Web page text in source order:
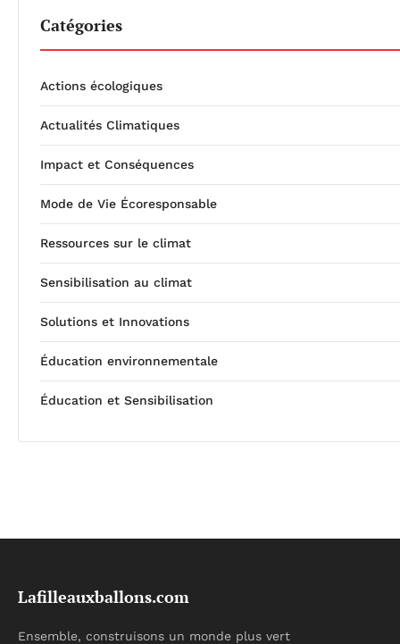
Catégories
Actions écologiques
Actualités Climatiques
Impact et Conséquences
Mode de Vie Écoresponsable
Ressources sur le climat
Sensibilisation au climat
Solutions et Innovations
Éducation environnementale
Éducation et Sensibilisation
Lafilleauxballons.com
Ensemble, construisons un monde plus vert